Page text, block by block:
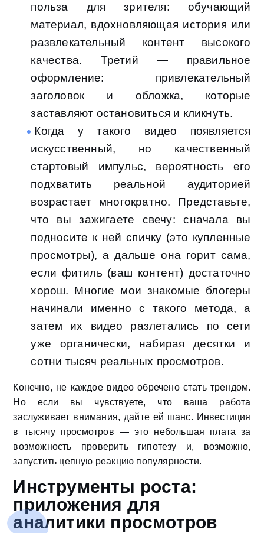
польза для зрителя: обучающий
материал, вдохновляющая история или
развлекательный контент высокого
качества. Третий — правильное
оформление: привлекательный
заголовок и обложка, которые
заставляют остановиться и кликнуть.
Когда у такого видео появляется
искусственный, но качественный
стартовый импульс, вероятность его
подхватить реальной аудиторией
возрастает многократно. Представьте,
что вы зажигаете свечу: сначала вы
подносите к ней спичку (это купленные
просмотры), а дальше она горит сама,
если фитиль (ваш контент) достаточно
хорош. Многие мои знакомые блогеры
начинали именно с такого метода, а
затем их видео разлетались по сети
уже органически, набирая десятки и
сотни тысяч реальных просмотров.
Конечно, не каждое видео обречено стать трендом.
Но если вы чувствуете, что ваша работа
заслуживает внимания, дайте ей шанс. Инвестиция
в тысячу просмотров — это небольшая плата за
возможность проверить гипотезу и, возможно,
запустить цепную реакцию популярности.
Инструменты роста:
приложения для
аналитики просмотров